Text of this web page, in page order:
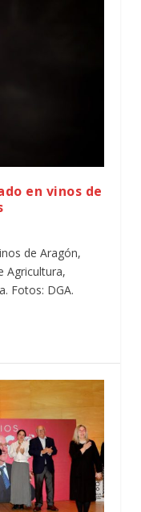
en vinos de
de Aragón,
Agricultura,
Fotos: DGA.